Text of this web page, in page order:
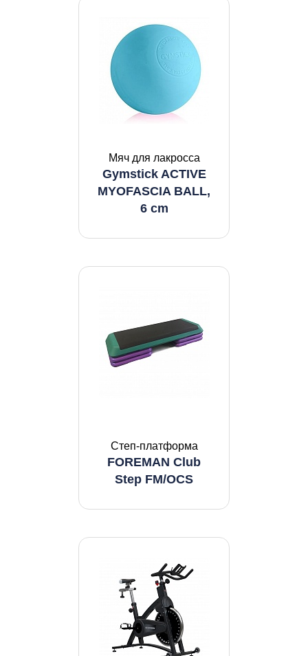
Мяч для лакросса
Gymstick ACTIVE
MYOFASCIA BALL,
6 cm
Степ-платформа
FOREMAN Club
Step FM/OCS